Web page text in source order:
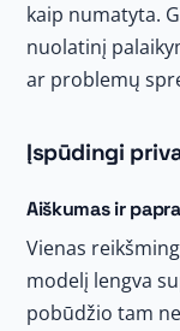
kaip numatyta.
nuolatinį
ar problemų
Įspūdingi
Aiškumas ir
Vienas
modelį lengva
pobūdžio tam